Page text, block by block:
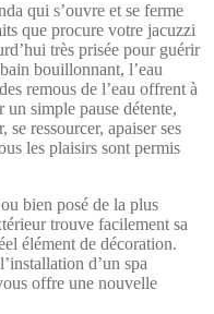
qui s’ouvre et se ferme
que procure votre jacuzzi
très prisée pour guérir
bouillonnant, l’eau
remous de l’eau offrent à
simple pause détente,
ressourcer, apaiser ses
les plaisirs sont permis
bien posé de la plus
trouve facilement sa
élément de décoration.
d’un spa
offre une nouvelle